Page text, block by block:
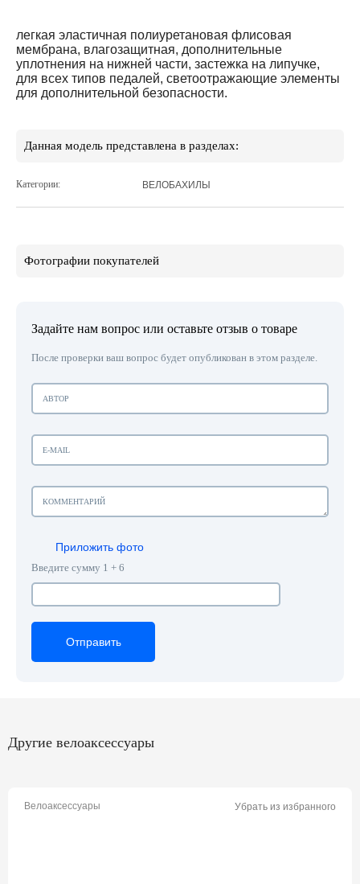
легкая эластичная полиуретановая флисовая
мембрана, влагозащитная, дополнительные
уплотнения на нижней части, застежка на липучке,
для всех типов педалей, светоотражающие элементы
для дополнительной безопасности.
Данная модель представлена в разделах:
Категории: ВЕЛОБАХИЛЫ
Фотографии покупателей
Задайте нам вопрос или оставьте отзыв о товаре
После проверки ваш вопрос будет опубликован в этом разделе.
Приложить фото
Введите сумму 1 + 6
Отправить
Отправить
Отправить
Другие велоаксессуары
Велоаксессуары Убрать из избранного